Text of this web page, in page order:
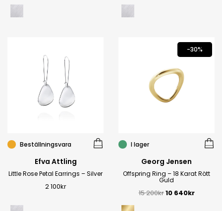
Beställningsvara
Efva Attling
Little Rose Petal Earrings – Silver
2 100kr
-30%
I lager
Georg Jensen
Offspring Ring – 18 Karat Rött
Guld
15 200kr10 640kr